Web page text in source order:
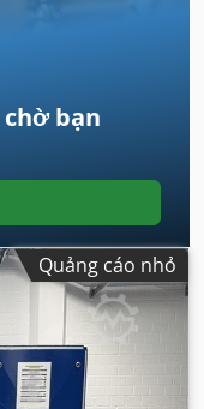
bạn
Quảng cáo nhỏ